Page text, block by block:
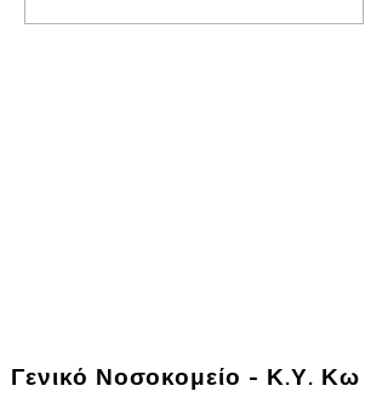
Γενικό Νοσοκομείο - Κ.Υ. Κω